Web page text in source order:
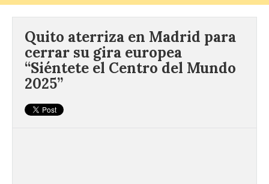
Quito aterriza en Madrid para
cerrar su gira europea
“Siéntete el Centro del Mundo
2025”